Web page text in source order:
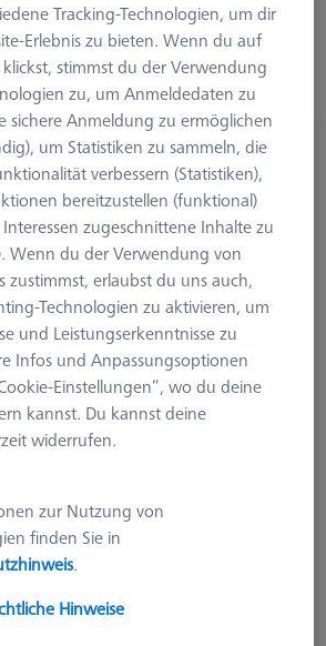
für ""
Duplex, mit
Tracking-Technologien, um dir
Erlebnis zu bieten. Wenn du auf
stimmst du der Verwendung
zu, um Anmeldedaten zu
sichere Anmeldung zu ermöglichen
um Statistiken zu sammeln, die
verbessern (Statistiken),
bereitzustellen (funktional)
zugeschnittene Inhalte zu
Wenn du der Verwendung von
zustimmst, erlaubst du uns auch,
Technologien zu aktivieren, um
und Leistungserkenntnisse zu
Infos und Anpassungsoptionen
Einstellungen“, wo du deine
kannst. Du kannst deine
widerrufen.
zur Nutzung von
finden Sie in
.
Hinweise